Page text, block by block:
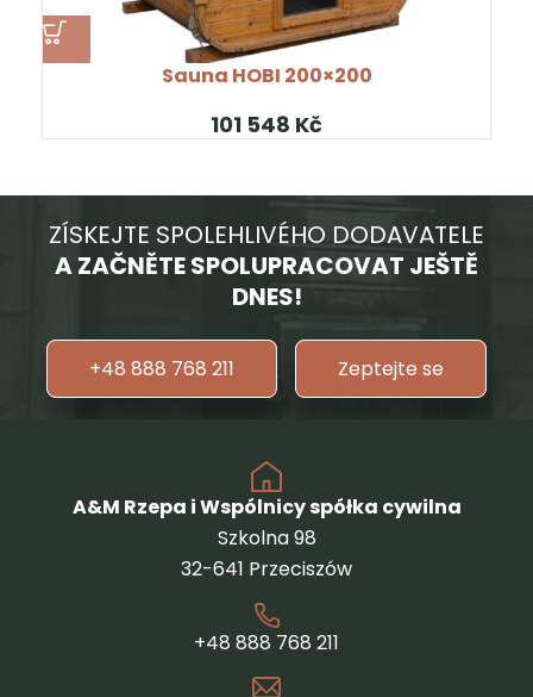
Sauna HOBI 200×200
Kč
ZÍSKEJTE SPOLEHLIVÉHO DODAVATELE
A ZAČNĚTE SPOLUPRACOVAT JEŠTĚ
DNES!
+48 888 768 211 Zeptejte se
A&M Rzepa i Wspólnicy spółka cywilna
Szkolna 98
32-641 Przeciszów
+48 888 768 211